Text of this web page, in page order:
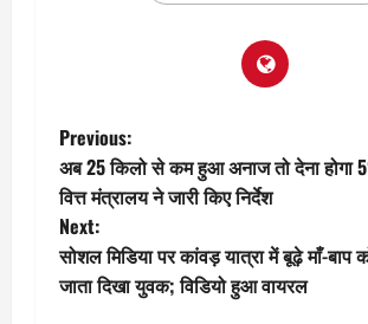
P
o
s
t
Previous:
अब 25 किलो से कम हुआ अनाज तो देना होगा
वित्त मंत्रालय ने जारी किए निर्देश
Next:
सोशल मिडिया पर कांवड़ यात्रा में बूढ़े माँ-
जाता दिखा युवक; विडियो हुआ वायरल